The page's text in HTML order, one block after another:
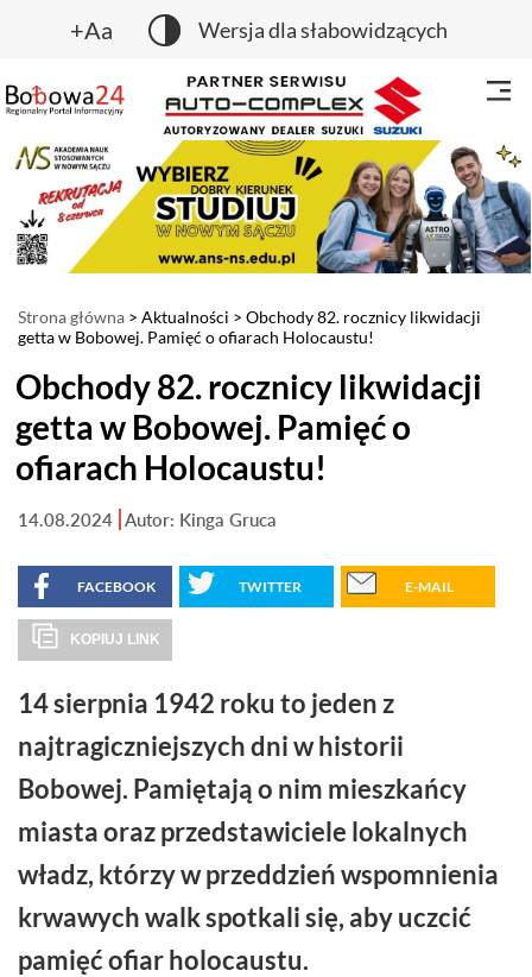
+Aa Wersja dla słabowidzących
Strona główna > Aktualności > Obchody 82. rocznicy likwidacji
getta w Bobowej. Pamięć o ofiarach Holocaustu!
Obchody 82. rocznicy likwidacji
getta w Bobowej. Pamięć o
ofiarach Holocaustu!
14.08.2024 Autor: Kinga Gruca
FACEBOOK TWITTER E-MAIL
KOPIUJ LINK
14 sierpnia 1942 roku to jeden z
najtragiczniejszych dni w historii
Bobowej. Pamiętają o nim mieszkańcy
miasta oraz przedstawiciele lokalnych
władz, którzy w przeddzień wspomnienia
krwawych walk spotkali się, aby uczcić
pamięć ofiar holocaustu.